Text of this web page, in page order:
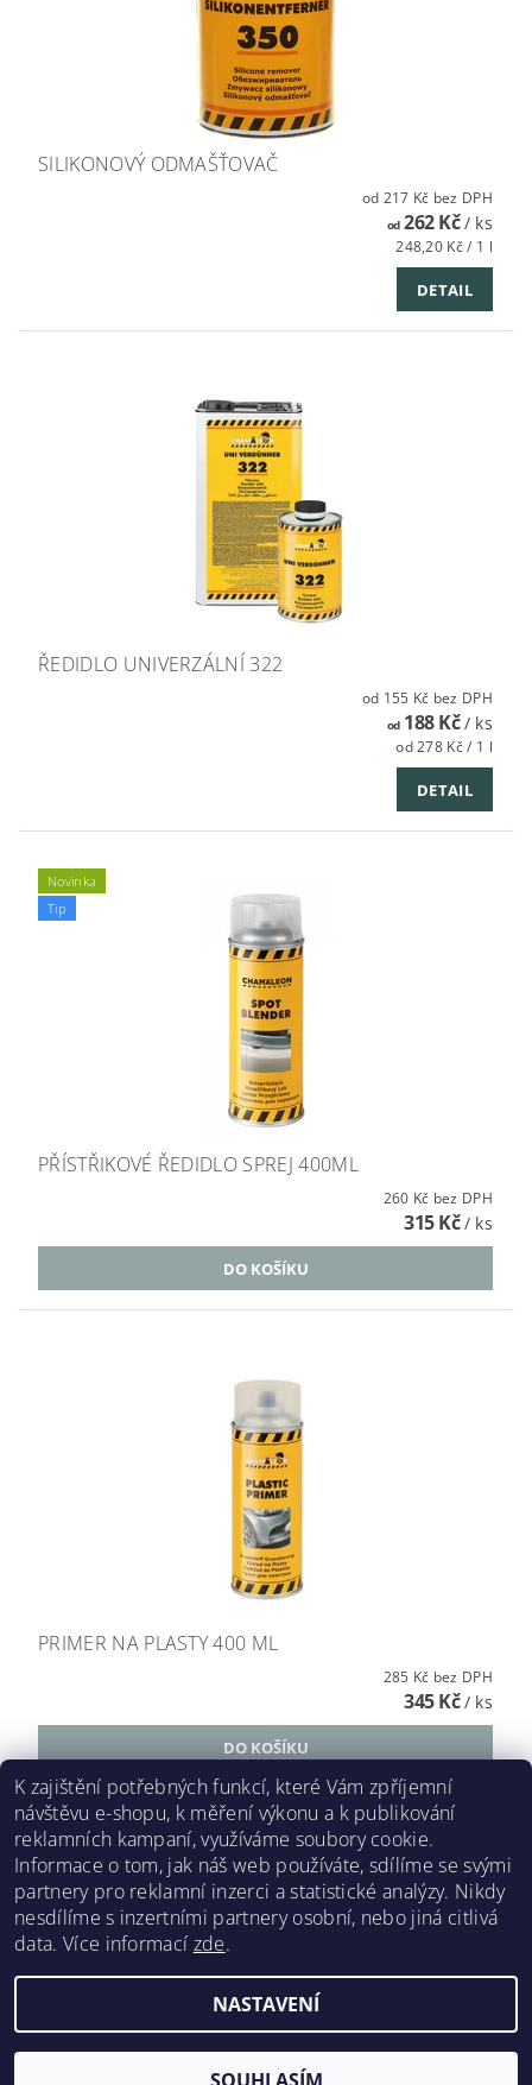
SILIKONOVÝ ODMAŠŤOVAČ
od 217 Kč bez DPH
od262 Kč/ ks
248,20 Kč / 1 l
DETAIL
ŘEDIDLO UNIVERZÁLNÍ 322
od 155 Kč bez DPH
od188 Kč/ ks
od 278 Kč / 1 l
DETAIL
Novinka
Tip
PŘÍSTŘIKOVÉ ŘEDIDLO SPREJ 400ML
260 Kč bez DPH
315 Kč/ ks
PRIMER NA PLASTY 400 ML
285 Kč bez DPH
345 Kč/ ks
DALŠÍ PRODUKTY
1 2 3
4
101položek celkem
2026 ©RENOPRO, všechna práva vyhrazena
Vytvořil Shoptet
K zajištění potřebných funkcí, které Vám zpříjemní
návštěvu e-shopu, k měření výkonu a k publikování
reklamních kampaní, využíváme soubory cookie.
Informace o tom, jak náš web používáte, sdílíme se svými
partnery pro reklamní inzerci a statistické analýzy. Nikdy
nesdílíme s inzertními partnery osobní, nebo jiná citlivá
data. Více informací zde.
NASTAVENÍ